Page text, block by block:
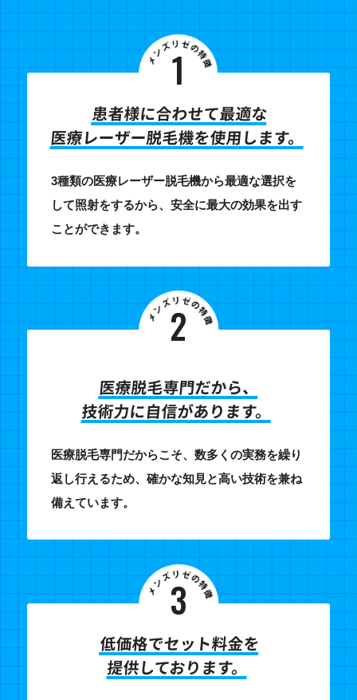
1
患者様に合わせて最適な
医療レーザー脱毛機を使用します。
3種類の医療レーザー脱毛機から最適な選択を
して照射をするから、安全に最大の効果を出す
ことができます。
2
医療脱毛専門だから、
技術力に自信があります。
医療脱毛専門だからこそ、数多くの実務を繰り
返し行えるため、確かな知見と高い技術を兼ね
備えています。
3
低価格でセット料金を
提供しております。